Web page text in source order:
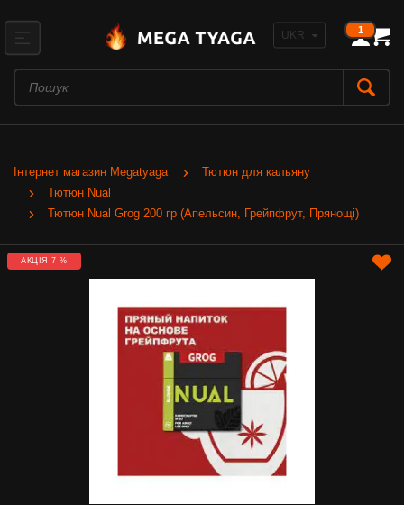
1
Інтернет магазин Megatyaga
Тютюн для кальяну
Тютюн Nual
Тютюн Nual Grog 200 гр (Апельсин, Грейпфрут, Прянощі)
АКЦІЯ 7 %